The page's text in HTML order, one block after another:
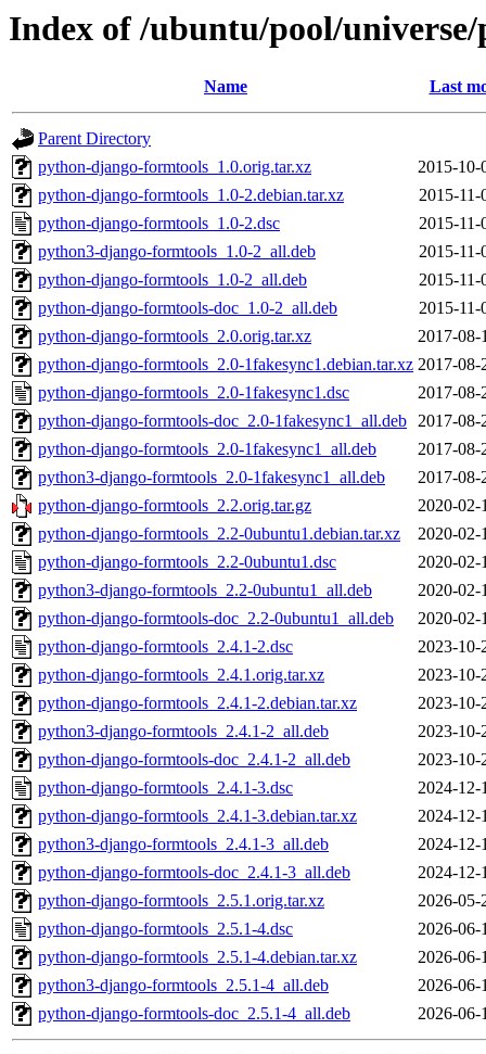
Index of /ubuntu/pool/
Name Last
Parent Directory
python-django-formtools_1.0.orig.tar.xz
2015-10-
python-django-formtools_1.0-2.debian.tar.xz
2015-11-
python-django-formtools_1.0-2.dsc
2015-11-
python3-django-formtools_1.0-2_all.deb
2015-11-
python-django-formtools_1.0-2_all.deb
2015-11-
python-django-formtools-doc_1.0-2_all.deb
2015-11-
python-django-formtools_2.0.orig.tar.xz
2017-08-
python-django-formtools_2.0-1fakesync1.debian.tar.xz 2017-08-
python-django-formtools_2.0-1fakesync1.dsc
2017-08-
python-django-formtools-doc_2.0-1fakesync1_all.deb 2017-08-
python-django-formtools_2.0-1fakesync1_all.deb
2017-08-
python3-django-formtools_2.0-1fakesync1_all.deb
2017-08-
python-django-formtools_2.2.orig.tar.gz
2020-02-
python-django-formtools_2.2-0ubuntu1.debian.tar.xz
2020-02-
python-django-formtools_2.2-0ubuntu1.dsc
2020-02-
python3-django-formtools_2.2-0ubuntu1_all.deb
2020-02-
python-django-formtools-doc_2.2-0ubuntu1_all.deb
2020-02-
python-django-formtools_2.4.1-2.dsc
2023-10-
python-django-formtools_2.4.1.orig.tar.xz
2023-10-
python-django-formtools_2.4.1-2.debian.tar.xz
2023-10-
python3-django-formtools_2.4.1-2_all.deb
2023-10-
python-django-formtools-doc_2.4.1-2_all.deb
2023-10-
python-django-formtools_2.4.1-3.dsc
2024-12-
python-django-formtools_2.4.1-3.debian.tar.xz
2024-12-
python3-django-formtools_2.4.1-3_all.deb
2024-12-
python-django-formtools-doc_2.4.1-3_all.deb
2024-12-
python-django-formtools_2.5.1.orig.tar.xz
2026-05-
python-django-formtools_2.5.1-4.dsc
2026-06-
python-django-formtools_2.5.1-4.debian.tar.xz
2026-06-
python3-django-formtools_2.5.1-4_all.deb
2026-06-
python-django-formtools-doc_2.5.1-4_all.deb
2026-06-